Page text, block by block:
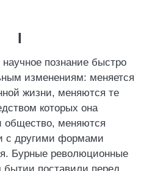
I
познание быстро
изменениям: меняется
жизни, меняются те
которых она
общество, меняются
с другими формами
Бурные революционные